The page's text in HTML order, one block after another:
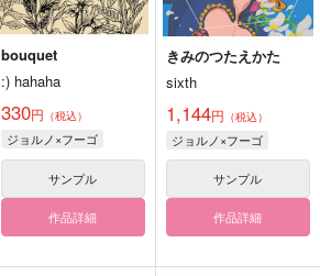
bouquet
:) hahaha
330円 （税込）
ジョルノ×フーゴ
サンプル
作品詳細
きみのつたえかた
sixth
1,144円 （税込）
ジョルノ×フーゴ
サンプル
作品詳細